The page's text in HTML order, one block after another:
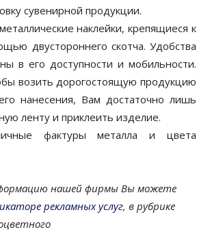
сувенирной продукции.
наклейки, крепящиеся к
двустороннего скотча. Удобства
в его доступности и мобильности.
возить дорогостоящую продукцию
нанесения, Вам достаточно лишь
ленту и приклеить изделие.
фактуры металла и цвета
нашей фирмы Вы можете
рекламных услуг, в рубрике